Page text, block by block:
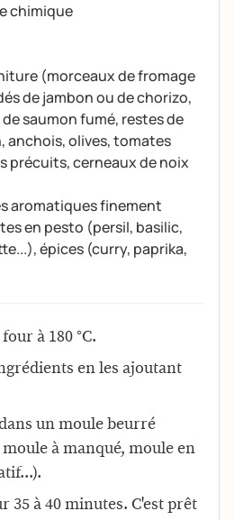
chimique
(morceaux de fromage
de jambon ou de chorizo,
saumon fumé, restes de
anchois, olives, tomates
précuits, cerneaux de noix
aromatiques finement
en pesto (persil, basilic,
épices (curry, paprika,
à 180 °C.
en les ajoutant
un moule beurré
à manqué, moule en
35 à 40 minutes. C'est prêt